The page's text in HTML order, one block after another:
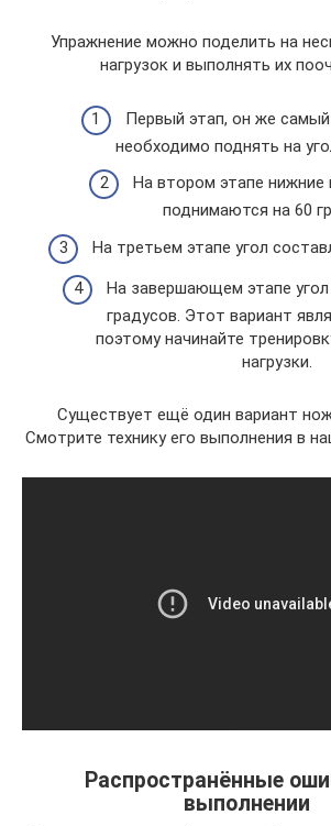
Упражнение можно поделить на
нагрузок и выполнять их
Первый этап, он же самый
необходимо поднять на
На втором этапе нижние
поднимаются на 60
На третьем этапе угол
На завершающем этапе угол
градусов. Этот вариант
поэтому начинайте
нагрузки.
Существует ещё один вариант
Смотрите технику его выполнения в
Распространённые
выполнении